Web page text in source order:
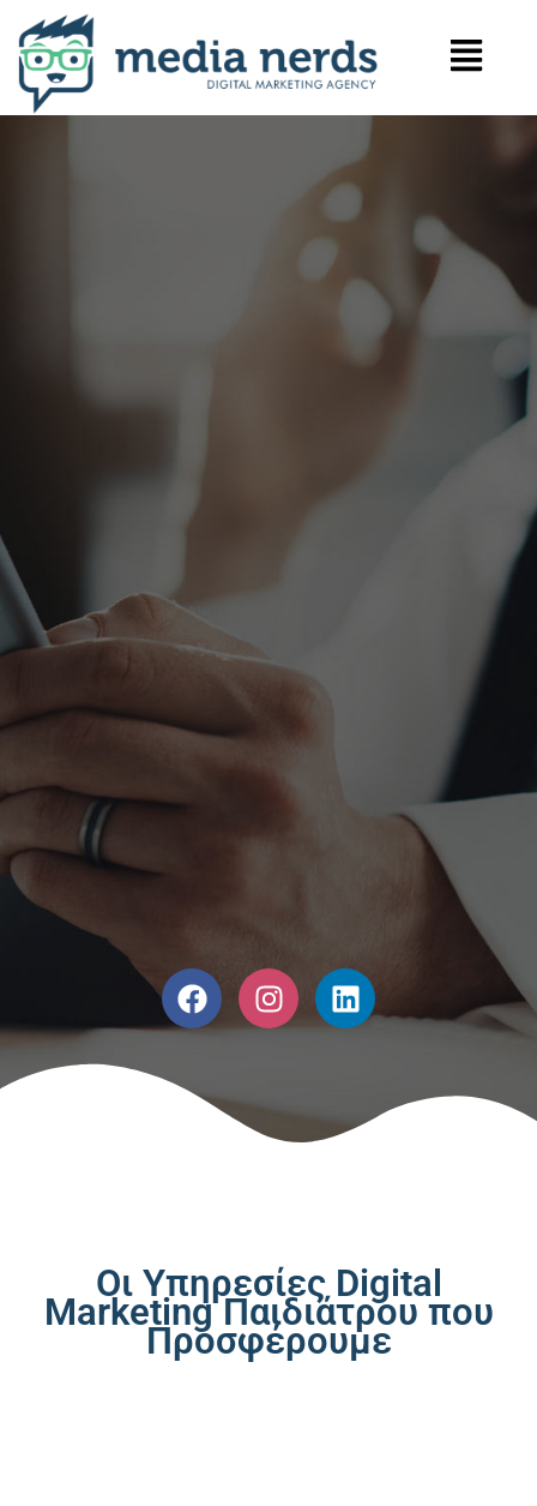
Οι Υπηρεσίες Digital
Marketing Παιδιάτρου που
Προσφέρουμε